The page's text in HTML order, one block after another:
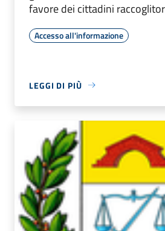
favore dei cittadini
Accesso all'informazione
LEGGI DI PIÙ